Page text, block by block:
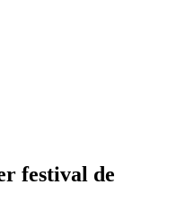
festival de